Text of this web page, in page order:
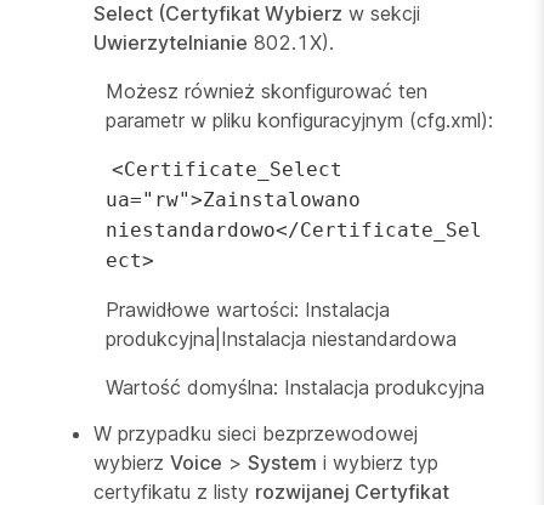
Select (Certyfikat Wybierz w sekcji
Uwierzytelnianie 802.1X).
Możesz również skonfigurować ten
parametr w pliku konfiguracyjnym (cfg.xml):
<Certificate_Select
ua="rw">Zainstalowano
niestandardowo</Certificate_Sel
ect>
Prawidłowe wartości: Instalacja
produkcyjna|Instalacja niestandardowa
Wartość domyślna: Instalacja produkcyjna
W przypadku sieci bezprzewodowej
wybierz Voice > System i wybierz typ
certyfikatu z listy rozwijanej Certyfikat